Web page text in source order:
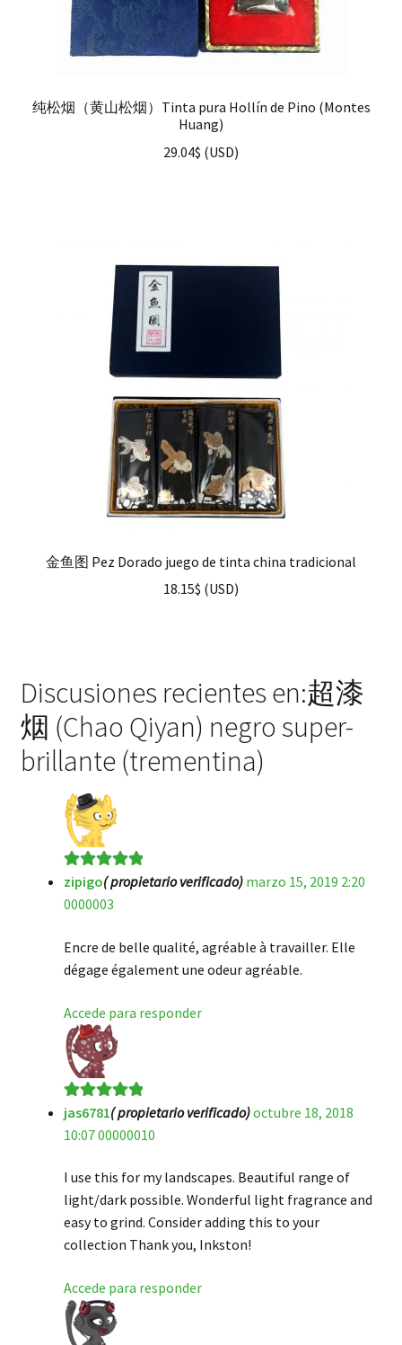
纯松烟（黄山松烟）Tinta pura Hollín de Pino (Montes
Huang)
29.04$ (USD)
金鱼图 Pez Dorado juego de tinta china tradicional
18.15$ (USD)
Discusiones recientes en:超漆
烟 (Chao Qiyan) negro super-
brillante (trementina)
Valorado en5
de 5
zipigo( propietario verificado) marzo 15, 2019 2:20
0000003
Encre de belle qualité, agréable à travailler. Elle
dégage également une odeur agréable.
Accede para responder
Valorado en5
de 5
jas6781( propietario verificado)octubre 18, 2018
10:07 00000010
I use this for my landscapes. Beautiful range of
light/dark possible. Wonderful light fragrance and
easy to grind. Consider adding this to your
collection Thank you, Inkston!
Accede para responder